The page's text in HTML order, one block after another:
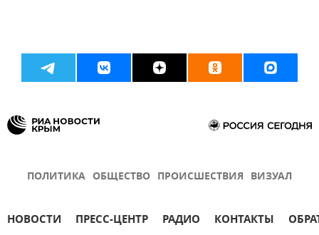
ПОЛИТИКА ОБЩЕСТВО ПРОИСШЕСТВИЯ ВИЗУАЛ
НОВОСТИ ПРЕСС-ЦЕНТР РАДИО КОНТАКТЫ